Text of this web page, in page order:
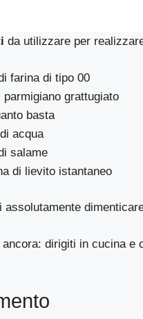
da utilizzare per
farina di tipo 00
parmigiano grattugiato
basta
acqua
salame
di lievito istantaneo
assolutamente
ancora: dirigiti in cucina e